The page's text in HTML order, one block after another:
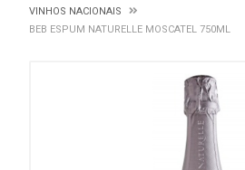
VINHOS NACIONAIS
BEB ESPUM NATURELLE MOSCATEL 750ML